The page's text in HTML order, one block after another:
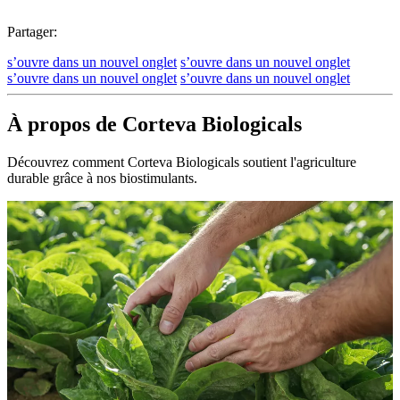
Partager:
s’ouvre dans un nouvel onglet s’ouvre dans un nouvel onglet
s’ouvre dans un nouvel onglet s’ouvre dans un nouvel onglet
À propos de Corteva Biologicals
Découvrez comment Corteva Biologicals soutient l'agriculture
durable grâce à nos biostimulants.